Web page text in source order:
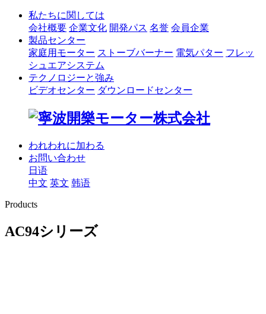
私たちに関しては
会社概要 企業文化 開発パス 名誉 会員企業
製品センター
家庭用モーター ストーブバーナー 電気パター フレッ
シュエアシステム
テクノロジーと強み
ビデオセンター ダウンロードセンター
われわれに加わる
お問い合わせ
日语
中文 英文 韩语
Products
AC94シリーズ